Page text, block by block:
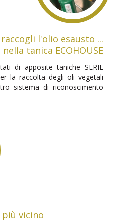
raccogli l'olio esausto ...
nella tanica ECOHOUSE
di apposite taniche SERIE
la raccolta degli oli vegetali
sistema di riconoscimento
vicino